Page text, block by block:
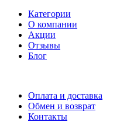
Категории
О компании
Акции
Отзывы
Блог
Оплата и доставка
Обмен и возврат
Контакты